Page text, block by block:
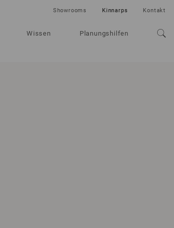
Wissen Planungshilfen
Showrooms Kinnarps Kontakt